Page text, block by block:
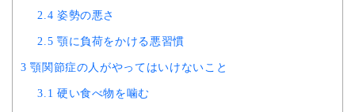
2.4 姿勢の悪さ
2.5 顎に負荷をかける悪習慣
3 顎関節症の人がやってはいけないこと
3.1 硬い食べ物を噛む